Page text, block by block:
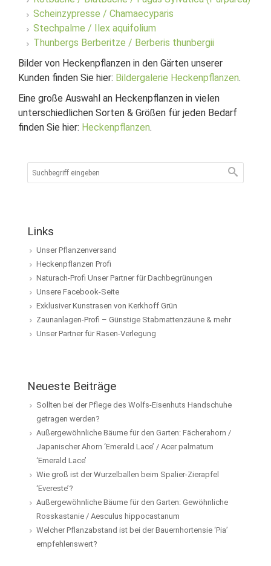
Scheinzypresse / Chamaecyparis
Stechpalme / Ilex aquifolium
Thunbergs Berberitze / Berberis thunbergii
Bilder von Heckenpflanzen in den Gärten unserer
Kunden finden Sie hier: Bildergalerie Heckenpflanzen.
Eine große Auswahl an Heckenpflanzen in vielen
unterschiedlichen Sorten & Größen für jeden Bedarf
finden Sie hier: Heckenpflanzen.
Links
Unser Pflanzenversand
Heckenpflanzen Profi
Naturach-Profi Unser Partner für Dachbegrünungen
Unsere Facebook-Seite
Exklusiver Kunstrasen von Kerkhoff Grün
Zaunanlagen-Profi – Günstige Stabmattenzäune & mehr
Unser Partner für Rasen-Verlegung
Neueste Beiträge
Sollten bei der Pflege des Wolfs-Eisenhuts Handschuhe
getragen werden?
Außergewöhnliche Bäume für den Garten: Fächerahorn /
Japanischer Ahorn ‘Emerald Lace’ / Acer palmatum
‘Emerald Lace’
Wie groß ist der Wurzelballen beim Spalier-Zierapfel
‘Evereste’?
Außergewöhnliche Bäume für den Garten: Gewöhnliche
Rosskastanie / Aesculus hippocastanum
Welcher Pflanzabstand ist bei der Bauernhortensie ‘Pia’
empfehlenswert?